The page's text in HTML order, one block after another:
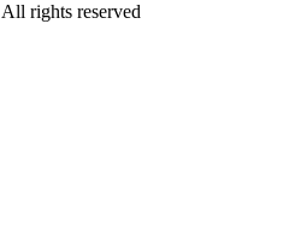
All rights reserved